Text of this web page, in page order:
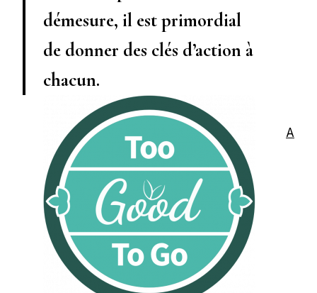
démesure, il est primordial
de donner des clés d’action à
chacun.
A